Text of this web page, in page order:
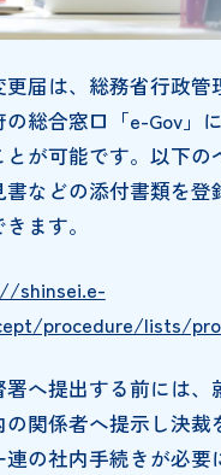
更届は、総務省行政管
総合窓口「e-Gov」
が可能です。以下の
書などの添付書類を登
ます。
shinsei.e-
procedure/lists/
へ提出する前には、
の関係者へ提示し決裁
連の社内手続きが必要